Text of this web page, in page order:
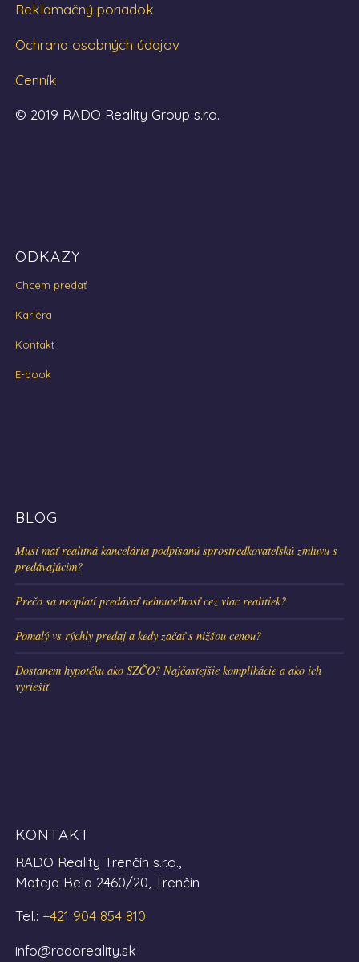
Reklamačný poriadok
Ochrana osobných údajov
Cenník
© 2019 RADO Reality Group s.r.o.
ODKAZY
Chcem predať
Kariéra
Kontakt
E-book
BLOG
Musí mať realitná kancelária podpísanú sprostredkovateľskú zmluvu s
predávajúcim?
Prečo sa neoplatí predávať nehnuteľnosť cez viac realitiek?
Pomalý vs rýchly predaj a kedy začať s nižšou cenou?
Dostanem hypotéku ako SZČO? Najčastejšie komplikácie a ako ich
vyriešiť
KONTAKT
RADO Reality Trenčín s.r.o.,
Mateja Bela 2460/20, Trenčín
Tel.: +421 904 854 810
info@radoreality.sk